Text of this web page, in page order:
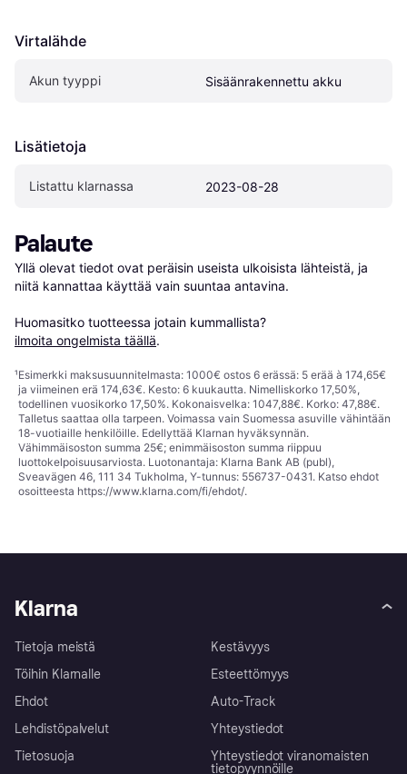
Virtalähde
Akun tyyppi Sisäänrakennettu akku
Lisätietoja
Listattu klarnassa 2023-08-28
Palaute
Yllä olevat tiedot ovat peräisin useista ulkoisista lähteistä, ja
niitä kannattaa käyttää vain suuntaa antavina.
Huomasitko tuotteessa jotain kummallista?
ilmoita ongelmista täällä.
¹Esimerkki maksusuunnitelmasta: 1000€ ostos 6 erässä: 5 erää à 174,65€
ja viimeinen erä 174,63€. Kesto: 6 kuukautta. Nimelliskorko 17,50%,
todellinen vuosikorko 17,50%. Kokonaisvelka: 1047,88€. Korko: 47,88€.
Talletus saattaa olla tarpeen. Voimassa vain Suomessa asuville vähintään
18-vuotiaille henkilöille. Edellyttää Klarnan hyväksynnän.
Vähimmäisoston summa 25€; enimmäisoston summa riippuu
luottokelpoisuusarviosta. Luotonantaja: Klarna Bank AB (publ),
Sveavägen 46, 111 34 Tukholma, Y-tunnus: 556737-0431. Katso ehdot
osoitteesta https://www.klarna.com/fi/ehdot/.
Klarna
Tietoja meistä
Töihin Klarnalle
Ehdot
Lehdistöpalvelut
Tietosuoja
Kestävyys
Esteettömyys
Auto-Track
Yhteystiedot
Yhteystiedot viranomaisten
tietopyynnöille